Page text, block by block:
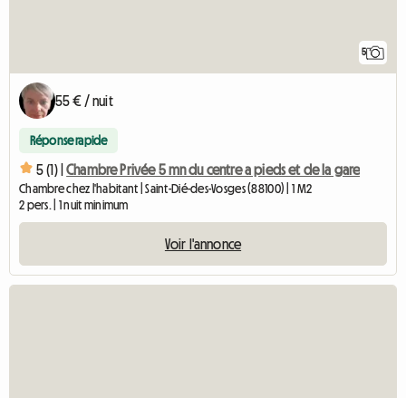
5
55 € / nuit
Réponse rapide
5 (1) | Chambre Privée 5 mn du centre a pieds et de la gare
Chambre chez l'habitant | Saint-Dié-des-Vosges (88100) | 1 M2
2 pers. | 1 nuit minimum
Voir l'annonce